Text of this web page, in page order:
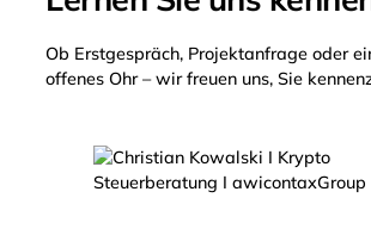
Ob Erstgespräch, Projektanfrage oder
offenes Ohr – wir freuen uns, Sie